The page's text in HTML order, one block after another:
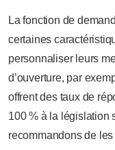
La fonction de
certaines
personnaliser leurs
d’ouverture, par
offrent des taux de
100 % à la législation
recommandons de les